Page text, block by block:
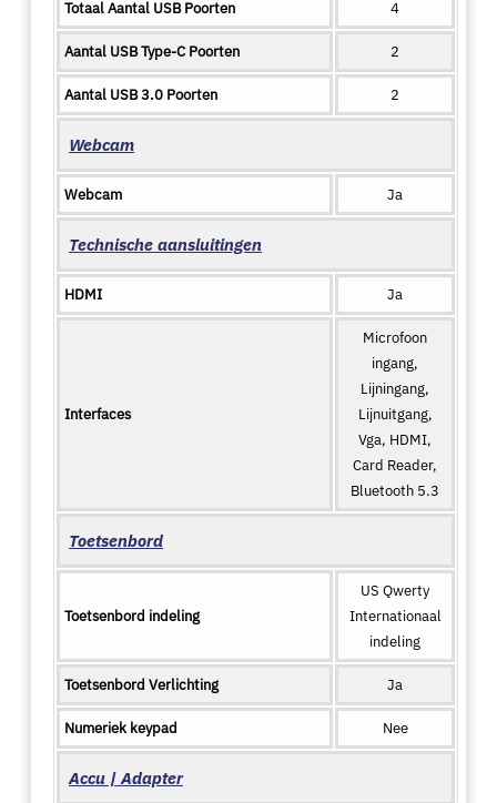
Totaal Aantal USB Poorten 4
Aantal USB Type-C Poorten 2
Aantal USB 3.0 Poorten 2
Webcam
Webcam Ja
Technische aansluitingen
HDMI Ja
Interfaces
Microfoon
ingang,
Lijningang,
Lijnuitgang,
Vga, HDMI,
Card Reader,
Bluetooth 5.3
Toetsenbord
Toetsenbord indeling
US Qwerty
Internationaal
indeling
Toetsenbord Verlichting Ja
Numeriek keypad Nee
Accu | Adapter